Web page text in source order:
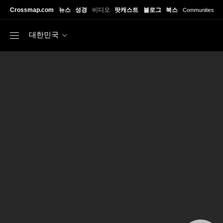
Crossmap.com 뉴스 성경 비디오 팟캐스트 블로그 북스 Communities
대한민국